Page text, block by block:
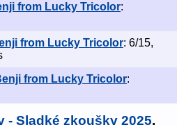
from Lucky Tricolor:
from Lucky Tricolor: 6/15,
from Lucky Tricolor:
- Sladké zkoušky 2025,